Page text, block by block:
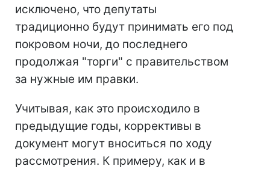
исключено, что депутаты
традиционно будут принимать его под
покровом ночи, до последнего
продолжая "торги" с правительством
за нужные им правки.
Учитывая, как это происходило в
предыдущие годы, коррективы в
документ могут вноситься по ходу
рассмотрения. К примеру, как и в